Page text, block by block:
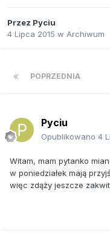
Przez Pyciu
4 Lipca 2015 w Archiwum
POPRZEDNIA
Pyciu
Opublikowano 4
Witam, mam pytanko
w poniedziałek mają
więc zdąży jeszcze